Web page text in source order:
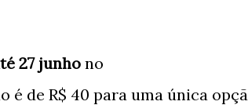
27 junhono
é de R$ 40 para uma única